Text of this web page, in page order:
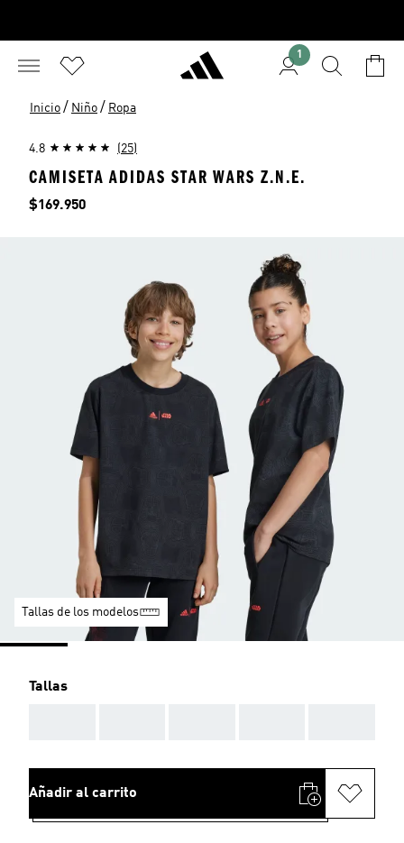
1
Inicio / Niño / Ropa
4.8 (25)
CAMISETA ADIDAS STAR WARS Z.N.E.
Precio
$169.950
Tallas de los modelos
Tallas
Añadir al carrito